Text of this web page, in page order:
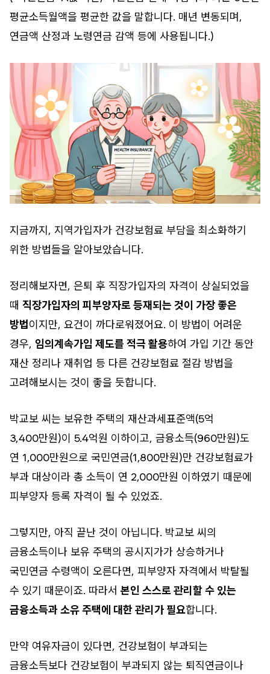
평균소득월액을 평균한 값을 말합니다. 매년 변동되며,
연금액 산정과 노령연금 감액 등에 사용됩니다.)
지금까지, 지역가입자가 건강보험료 부담을 최소화하기
위한 방법들을 알아보았습니다.
정리해보자면, 은퇴 후 직장가입자의 자격이 상실되었을
때 직장가입자의 피부양자로 등재되는 것이 가장 좋은
방법이지만, 요건이 까다로워졌어요. 이 방법이 어려운
경우, 임의계속가입 제도를 적극 활용하여 가입 기간 동안
재산 정리나 재취업 등 다른 건강보험료 절감 방법을
고려해보시는 것이 좋을 듯합니다.
박교보 씨는 보유한 주택의 재산과세표준액(5억
3,400만원)이 5.4억원 이하이고, 금융소득(960만원)도
연 1,000만원으로 국민연금(1,800만원)만 건강보험료가
부과 대상이라 총 소득이 연 2,000만원 이하였기 때문에
피부양자 등록 자격이 될 수 있었죠.
그렇지만, 아직 끝난 것이 아닙니다. 박교보 씨의
금융소득이나 보유 주택의 공시지가가 상승하거나
국민연금 수령액이 오른다면, 피부양자 자격에서 박탈될
수 있기 때문이죠. 따라서본인 스스로 관리할 수 있는
금융소득과 소유 주택에 대한 관리가 필요합니다.
만약 여유자금이 있다면, 건강보험이 부과되는
금융소득보다 건강보험이 부과되지 않는 퇴직연금이나